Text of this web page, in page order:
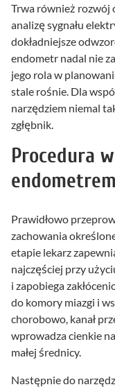
Trwa również rozwój
analizę sygnału
dokładniejsze
endometr nadal nie
jego rola w
stale rośnie. Dla
narzędziem niemal
zgłębnik.
Procedura
endometrem
Prawidłowo
zachowania
etapie lekarz
najczęściej przy
i zapobiega
do komory miazgi i
chorobowo, kanał
wprowadza cienkie
małej średnicy.
Następnie do